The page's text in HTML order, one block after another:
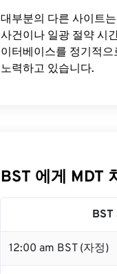
대부분의 다른 사이트
사건이나 일광 절약 시
이터베이스를 정기적
노력하고 있습니다.
BST 에게 MDT
BST
12:00 am BST (자정)